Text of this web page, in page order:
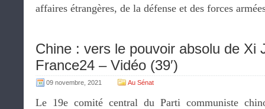
affaires étrangères, de la défense et des forces
Chine : vers le pouvoir absolu de Xi
France24 – Vidéo (39′)
09 novembre, 2021 Au Sénat
Le 19e comité central du Parti communiste